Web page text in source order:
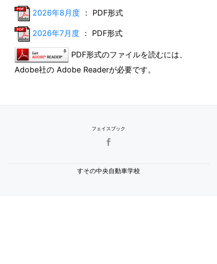
2026年8月度 ： PDF形式
2026年7月度 ： PDF形式
PDF形式のファイルを読むには、
Adobe社の Adobe Readerが必要です。
フェイスブック
すその中央自動車学校